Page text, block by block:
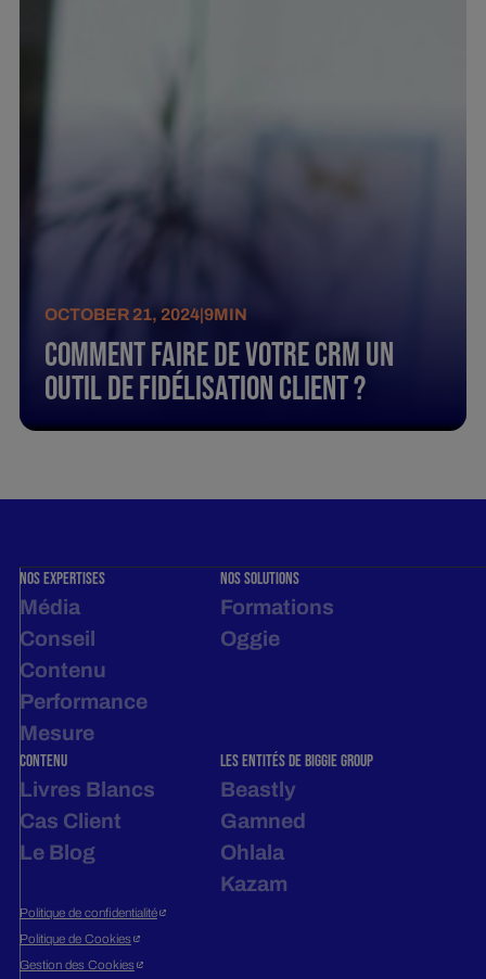
OCTOBER 21, 2024|9MIN
Comment faire de votre CRM un
outil de fidélisation client ?
Nos expertises
Média
Conseil
Contenu
Performance
Mesure
NOS SOLUTIONS
Formations
Oggie
contenu
Livres Blancs
Cas Client
Le Blog
LES ENTITÉS DE BIGGIE GROUP
Beastly
Gamned
Ohlala
Kazam
Politique de confidentialité
Politique de Cookies
Gestion des Cookies